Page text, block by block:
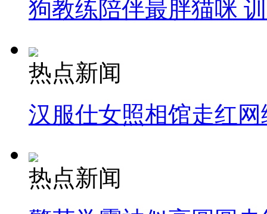
狗教练陪伴最胖猫咪
热点新闻
汉服仕女照相馆走红网
热点新闻